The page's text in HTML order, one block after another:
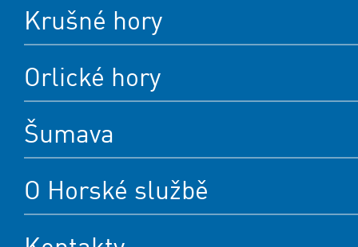
Krušné hory
Orlické hory
Šumava
O Horské službě